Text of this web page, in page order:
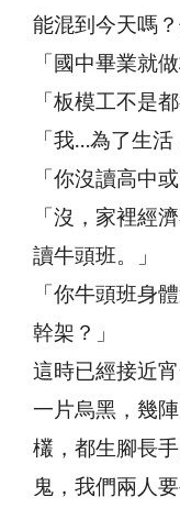
能混到今天嗎
「國中畢業就
「板模工不是
「我…為了生活
「你沒讀高中
「沒，家裡經
讀牛頭班。」
「你牛頭班身
幹架？」
這時已經接近
一片烏黑，幾
欉，都生腳長
鬼，我們兩人要